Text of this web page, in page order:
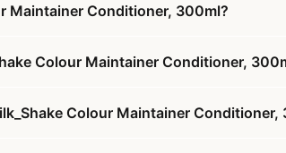
Maintainer Conditioner, 300ml?
Colour Maintainer Conditioner,
Colour Maintainer Conditioner,